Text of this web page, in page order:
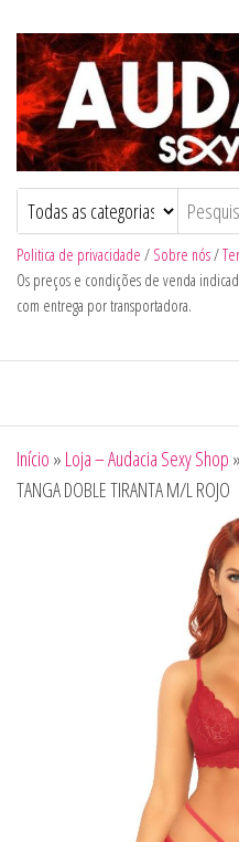
Audacia Sexy Shop
Politica de privacidade / Sobre nós/
Os preços e condições de venda
com entrega por transportadora.
Início » Loja – Audacia Sexy Shop »
TANGA DOBLE TIRANTA M/L ROJO